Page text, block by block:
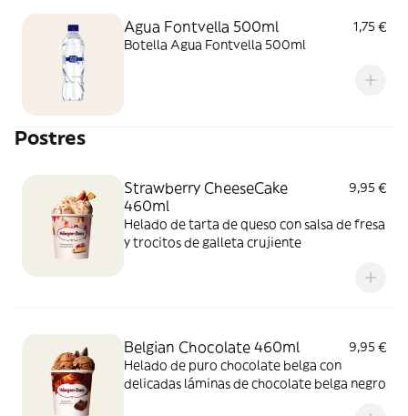
Agua Fontvella 500ml
1,75 €
Botella Agua Fontvella 500ml
Postres
Strawberry CheeseCake
460ml
9,95 €
Helado de tarta de queso con salsa de fresa
y trocitos de galleta crujiente
Belgian Chocolate 460ml
9,95 €
Helado de puro chocolate belga con
delicadas láminas de chocolate belga negro